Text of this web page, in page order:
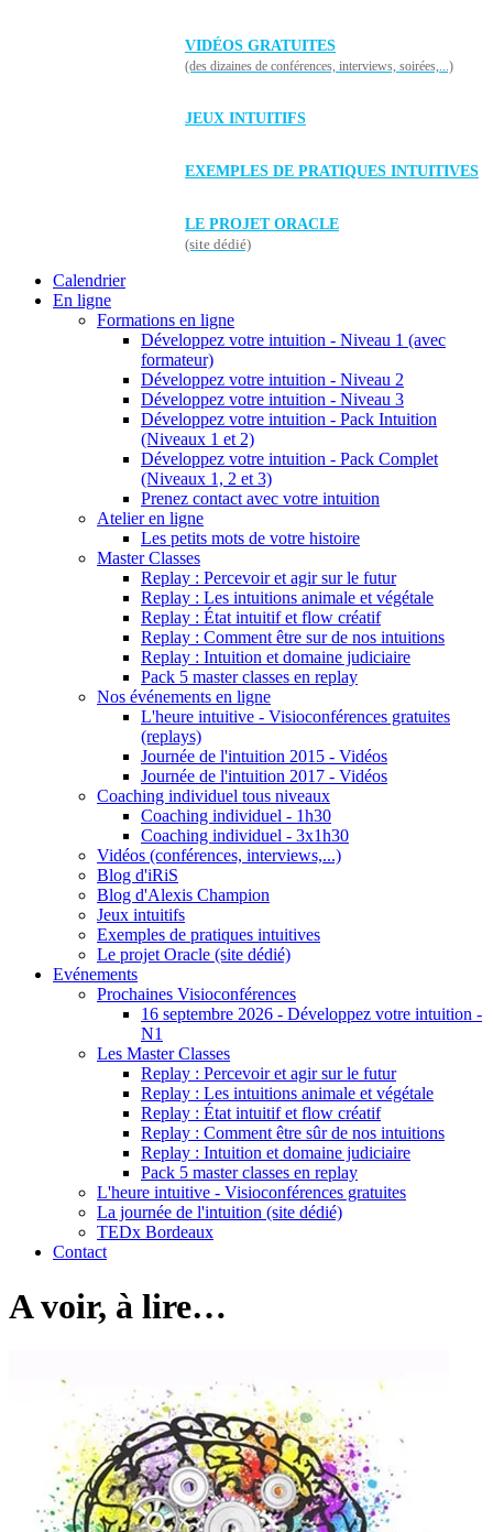
VIDÉOS GRATUITES
(des dizaines de conférences, interviews, soirées,...)
JEUX INTUITIFS
EXEMPLES DE PRATIQUES INTUITIVES
LE PROJET ORACLE
(site dédié)
Calendrier
En ligne
Formations en ligne
Développez votre intuition - Niveau 1 (avec
formateur)
Développez votre intuition - Niveau 2
Développez votre intuition - Niveau 3
Développez votre intuition - Pack Intuition
(Niveaux 1 et 2)
Développez votre intuition - Pack Complet
(Niveaux 1, 2 et 3)
Prenez contact avec votre intuition
Atelier en ligne
Les petits mots de votre histoire
Master Classes
Replay : Percevoir et agir sur le futur
Replay : Les intuitions animale et végétale
Replay : État intuitif et flow créatif
Replay : Comment être sur de nos intuitions
Replay : Intuition et domaine judiciaire
Pack 5 master classes en replay
Nos événements en ligne
L'heure intuitive - Visioconférences gratuites
(replays)
Journée de l'intuition 2015 - Vidéos
Journée de l'intuition 2017 - Vidéos
Coaching individuel tous niveaux
Coaching individuel - 1h30
Coaching individuel - 3x1h30
Vidéos (conférences, interviews,...)
Blog d'iRiS
Blog d'Alexis Champion
Jeux intuitifs
Exemples de pratiques intuitives
Le projet Oracle (site dédié)
Evénements
Prochaines Visioconférences
16 septembre 2026 - Développez votre intuition -
N1
Les Master Classes
Replay : Percevoir et agir sur le futur
Replay : Les intuitions animale et végétale
Replay : État intuitif et flow créatif
Replay : Comment être sûr de nos intuitions
Replay : Intuition et domaine judiciaire
Pack 5 master classes en replay
L'heure intuitive - Visioconférences gratuites
La journée de l'intuition (site dédié)
TEDx Bordeaux
Contact
A voir, à lire…